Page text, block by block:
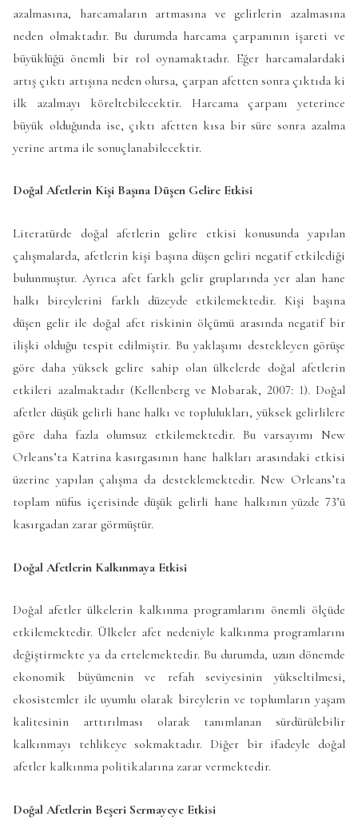
azalmasına, harcamaların artmasına ve gelirlerin azalmasına
neden olmaktadır. Bu durumda harcama çarpanının işareti ve
büyüklüğü önemli bir rol oynamaktadır. Eğer harcamalardaki
artış çıktı artışına neden olursa, çarpan afetten sonra çıktıda ki
ilk azalmayı köreltebilecektir. Harcama çarpanı yeterince
büyük olduğunda ise, çıktı afetten kısa bir süre sonra azalma
yerine artma ile sonuçlanabilecektir.
Doğal Afetlerin Kişi Başına Düşen Gelire Etkisi
Literatürde doğal afetlerin gelire etkisi konusunda yapılan
çalışmalarda, afetlerin kişi başına düşen geliri negatif etkilediği
bulunmuştur. Ayrıca afet farklı gelir gruplarında yer alan hane
halkı bireylerini farklı düzeyde etkilemektedir. Kişi başına
düşen gelir ile doğal afet riskinin ölçümü arasında negatif bir
ilişki olduğu tespit edilmiştir. Bu yaklaşımı destekleyen görüşe
göre daha yüksek gelire sahip olan ülkelerde doğal afetlerin
etkileri azalmaktadır (Kellenberg ve Mobarak, 2007: 1). Doğal
afetler düşük gelirli hane halkı ve toplulukları, yüksek gelirlilere
göre daha fazla olumsuz etkilemektedir. Bu varsayımı New
Orleans’ta Katrina kasırgasının hane halkları arasındaki etkisi
üzerine yapılan çalışma da desteklemektedir. New Orleans’ta
toplam nüfus içerisinde düşük gelirli hane halkının yüzde 73’ü
kasırgadan zarar görmüştür.
Doğal Afetlerin Kalkınmaya Etkisi
Doğal afetler ülkelerin kalkınma programlarını önemli ölçüde
etkilemektedir. Ülkeler afet nedeniyle kalkınma programlarını
değiştirmekte ya da ertelemektedir. Bu durumda, uzun dönemde
ekonomik büyümenin ve refah seviyesinin yükseltilmesi,
ekosistemler ile uyumlu olarak bireylerin ve toplumların yaşam
kalitesinin arttırılması olarak tanımlanan sürdürülebilir
kalkınmayı tehlikeye sokmaktadır. Diğer bir ifadeyle doğal
afetler kalkınma politikalarına zarar vermektedir.
Doğal Afetlerin Beşeri Sermayeye Etkisi